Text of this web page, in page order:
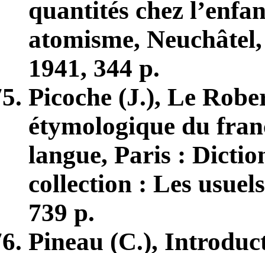
quantités chez
atomisme,
1941, 344 p.
Picoche (J.), Le
étymologique du
langue, Paris :
collection : Les
739 p.
Pineau (C.),